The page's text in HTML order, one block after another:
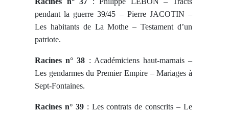
pendant la guerre 39/45 – Pierre JACOTIN –
Les habitants de La Mothe – Testament d’un
patriote.
Racines n° 38 : Académiciens haut-marnais –
Les gendarmes du Premier Empire – Mariages à
Sept-Fontaines.
Racines n° 39: Les contrats de conscrits – Le